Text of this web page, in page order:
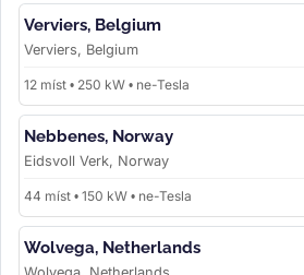
Verviers, Belgium
Verviers, Belgium
12 míst • 250 kW • ne-Tesla
Nebbenes, Norway
Eidsvoll Verk, Norway
44 míst • 150 kW • ne-Tesla
Wolvega, Netherlands